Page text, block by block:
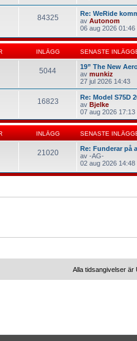
84325
Re: WeRide
av Autonom
06 aug 2026 01:46
INLÄGG SENASTE
5044
19” The New
av munkiz
27 jul 2026 14:43
16823
Re: Model S75D
av Bjelke
07 aug 2026 17:13
INLÄGG SENASTE
21020
Re: Funderar på
av -AG-
02 aug 2026 14:48
Alla tidsangivelser är